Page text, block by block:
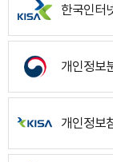
한국인터
개인정보
개인정보